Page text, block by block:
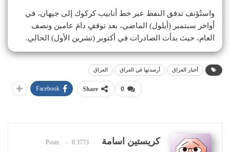
واستُؤنف تدفق النفط عبر خط أنابيب كركوك إلى جيهان، في
أواخر سبتمبر (أيلول) الماضي، بعد توقفٍ دامَ عامين ونصف
العام، حيث بدأت الصادرات في أكتوبر (تشرين الأول) الحالي.
أخبار العراق أرصدتها في العراق العراق
0
Share
Facebook
كريستين اسامة 3773 Posts
0